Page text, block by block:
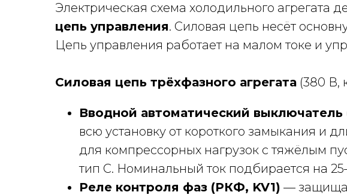
Электрическая схема холодильного агрегата
цепь управления. Силовая цепь несёт
Цепь управления работает на малом токе и
Силовая цепь трёхфазного агрегата (380 В,
Вводной автоматический выключатель
всю установку от короткого замыкания и
для компрессорных нагрузок с тяжёлым
тип C. Номинальный ток подбирается на
Реле контроля фаз (РКФ, KV1) —